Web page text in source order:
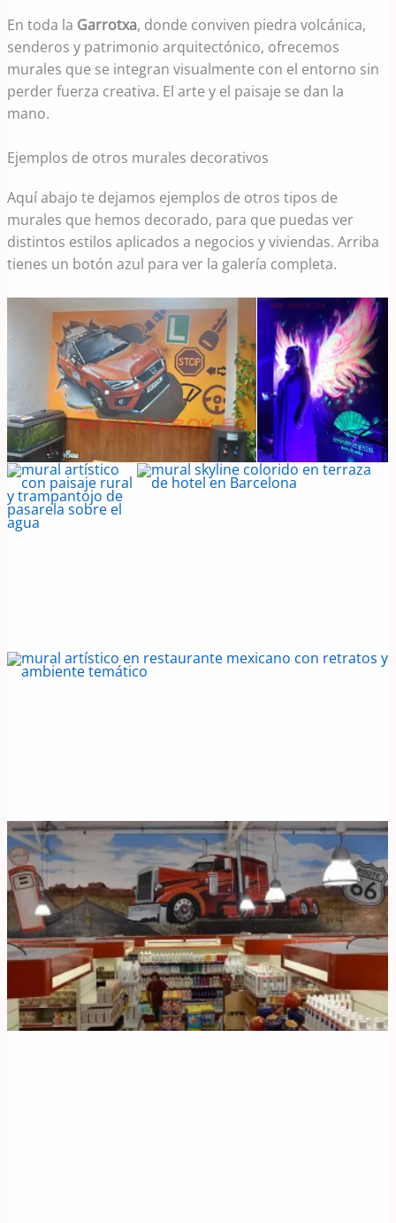
En toda la Garrotxa, donde conviven piedra volcánica,
senderos y patrimonio arquitectónico, ofrecemos
murales que se integran visualmente con el entorno sin
perder fuerza creativa. El arte y el paisaje se dan la
mano.
Ejemplos de otros murales decorativos
Aquí abajo te dejamos ejemplos de otros tipos de
murales que hemos decorado, para que puedas ver
distintos estilos aplicados a negocios y viviendas. Arriba
tienes un botón azul para ver la galería completa.